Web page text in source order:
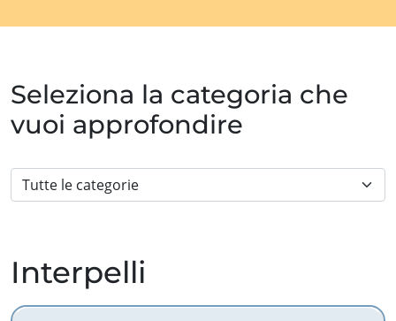
Seleziona la categoria che
vuoi approfondire
Interpelli